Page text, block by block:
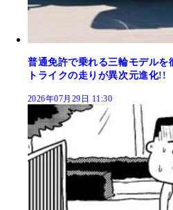
普通免許で乗れる三輪モデル
トライクの走りが異次元進化!!
2026年07月29日 11:30